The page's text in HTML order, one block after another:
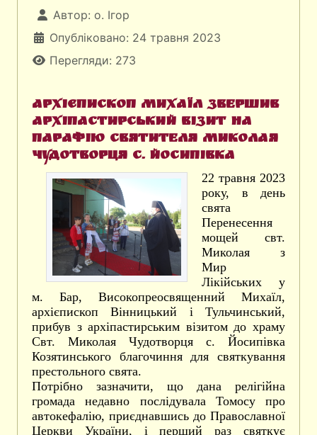
Автор: о. Ігор
Опубліковано: 24 травня 2023
Перегляди: 273
Архієпископ Михаїл звершив
архіпастирський візит на
парафію Святителя Миколая
Чудотворця с. Йосипівка
22 травня 2023
року, в день
свята
Перенесення
мощей свт.
Миколая з
Мир
Лікійських у
м. Бар, Високопреосвященний Михаїл,
архієпископ Вінницький і Тульчинський,
прибув з архіпастирським візитом до храму
Свт. Миколая Чудотворця с. Йосипівка
Козятинського благочиння для святкування
престольного свята.
Потрібно зазначити, що дана релігійна
громада недавно послідувала Томосу про
автокефалію, приєднавшись до Православної
Церкви України, і перший раз святкує